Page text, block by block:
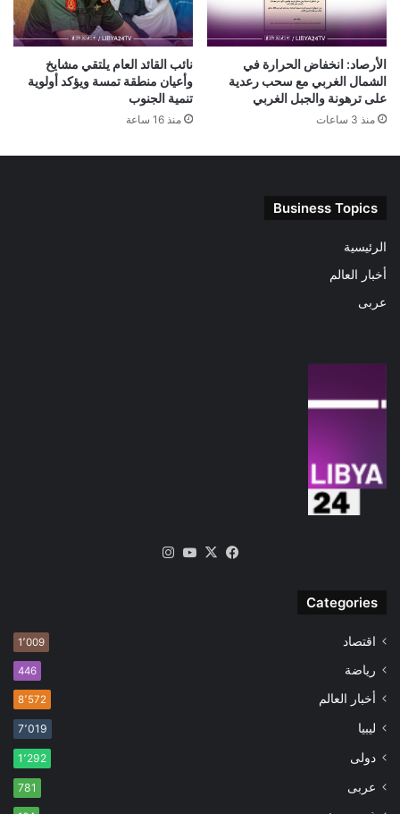
الأرصاد: انخفاض الحرارة في
الشمال الغربي مع سحب رعدية
على ترهونة والجبل الغربي
منذ 3 ساعات
نائب القائد العام يلتقي مشايخ
وأعيان منطقة تمسة ويؤكد أولوية
تنمية الجنوب
منذ 16 ساعة
Business Topics
الرئيسية
أخبار العالم
عربى
فيسبوك
‫X
‫YouTube
Categories
اقتصاد 1٬009
رياضة 446
أخبار العالم 8٬572
ليبيا 7٬019
دولى 1٬292
عربى 781